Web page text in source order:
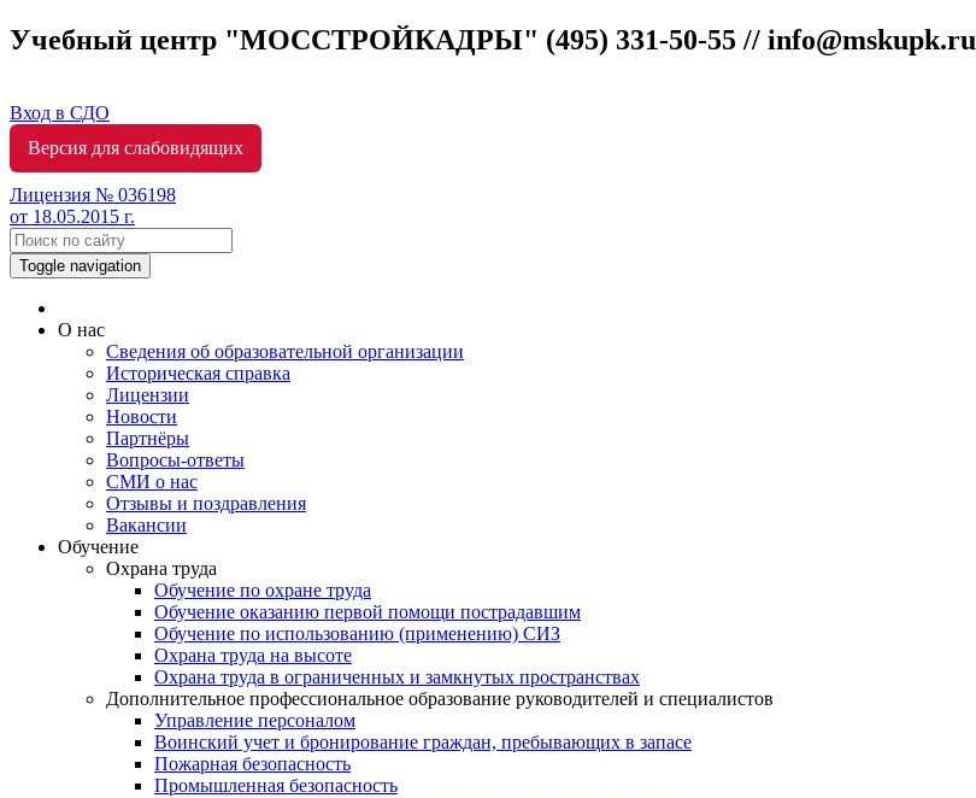
Учебный центр "МОССТРОЙКАДРЫ" (495) 331-50-55 // info@mskupk.ru
Вход в СДО
Версия для слабовидящих
Лицензия № 036198
от 18.05.2015 г.
Toggle navigation
О нас
Сведения об образовательной организации
Историческая справка
Лицензии
Новости
Партнёры
Вопросы-ответы
СМИ о нас
Отзывы и поздравления
Вакансии
Обучение
Охрана труда
Обучение по охране труда
Обучение оказанию первой помощи пострадавшим
Обучение по использованию (применению) СИЗ
Охрана труда на высоте
Охрана труда в ограниченных и замкнутых пространствах
Дополнительное профессиональное образование руководителей и специалистов
Управление персоналом
Воинский учет и бронирование граждан, пребывающих в запасе
Пожарная безопасность
Промышленная безопасность